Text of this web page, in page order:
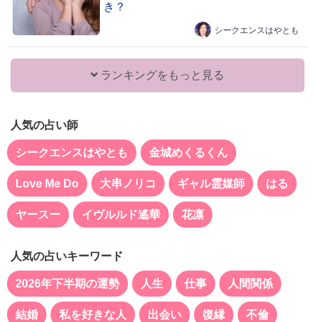
き？
シークエンスはやとも
ランキングをもっと見る
人気の占い師
シークエンスはやとも 金城めくるくん
Love Me Do 大串ノリコ ギャル霊媒師 はる
ヤースー イヴルルド遙華 花凛
人気の占いキーワード
2026年下半期の運勢 人生 仕事 人間関係
結婚 私を好きな人 出会い 復縁 不倫